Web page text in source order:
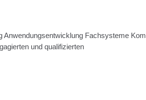
Anwendungsentwicklung Fachsysteme
und qualifizierten